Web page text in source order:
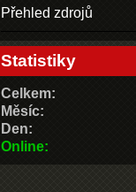
Přehled zdrojů
Statistiky
Online:
Celkem:
Měsíc:
Den: